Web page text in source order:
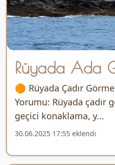
Rüyada Ada
🟠 Rüyada Çadır
Yorumu: Rüyada çadır
geçici konaklama, y...
30.06.2025 17:55 eklendi